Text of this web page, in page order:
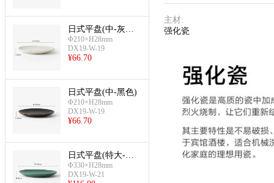
日式平盘(中-灰白
色)
Φ210×H28mm
DX19-W-19
¥66.70
日式平盘(中-黑色)
Φ210×H28mm
DX19-W-19
¥66.70
日式平盘(特大-铜
绿色)
Φ330×H28mm
DX19-W-21
主材:
强化瓷